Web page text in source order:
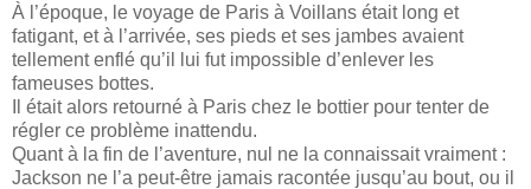
À l’époque, le voyage de Paris à Voillans était long et
fatigant, et à l’arrivée, ses pieds et ses jambes avaient
tellement enflé qu’il lui fut impossible d’enlever les
fameuses bottes.
Il était alors retourné à Paris chez le bottier pour tenter de
régler ce problème inattendu.
Quant à la fin de l’aventure, nul ne la connaissait vraiment :
Jackson ne l’a peut-être jamais racontée jusqu’au bout, ou il